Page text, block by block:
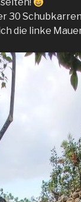
30
die linke